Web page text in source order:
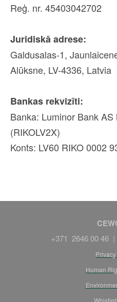
Reģ. nr. 45403042702
Juridiskā adrese:
Galdusalas-1,
Alūksne, LV-4336, Latvia
Bankas rekvizīti:
Banka: Luminor Bank
(RIKOLV2X)
Konts: LV60 RIKO 0002
+371 2646 00 46 |
Human